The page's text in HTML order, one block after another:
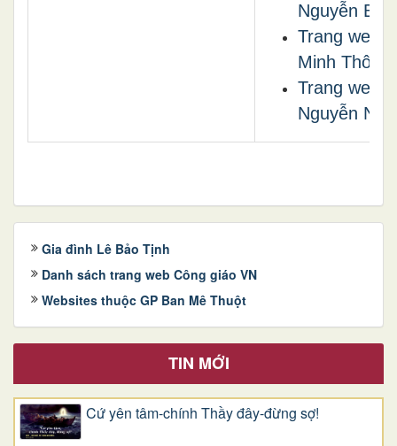
Nguyễn Bá
Trang web
Minh Thông
Trang web
Nguyễn
Gia đình Lê Bảo Tịnh
Danh sách trang web Công giáo VN
Websites thuộc GP Ban Mê Thuột
TIN MỚI
Cứ yên tâm-chính Thầy đây-đừng sợ!